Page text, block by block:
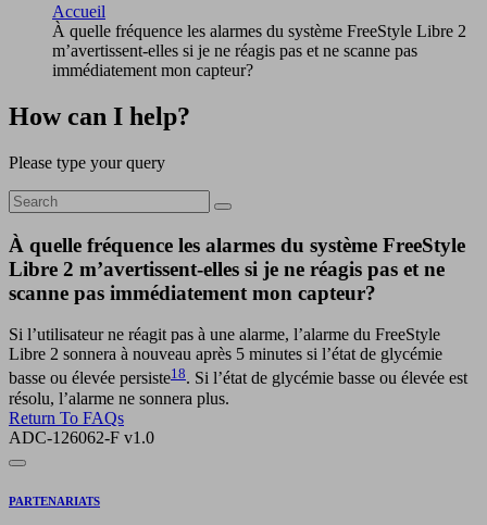
Accueil
À quelle fréquence les alarmes du système FreeStyle Libre 2
m’avertissent-elles si je ne réagis pas et ne scanne pas
immédiatement mon capteur?
How can I help?
Please type your query
À quelle fréquence les alarmes du système FreeStyle
Libre 2 m’avertissent-elles si je ne réagis pas et ne
scanne pas immédiatement mon capteur?
Si l’utilisateur ne réagit pas à une alarme, l’alarme du FreeStyle
Libre 2 sonnera à nouveau après 5 minutes si l’état de glycémie
basse ou élevée persiste18. Si l’état de glycémie basse ou élevée est
résolu, l’alarme ne sonnera plus.
Return To FAQs
ADC-126062-F v1.0
PARTENARIATS